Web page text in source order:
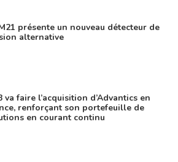
présente un nouveau détecteur de
alternative
va faire l’acquisition d’Advantics en
renforçant son portefeuille de
en courant continu